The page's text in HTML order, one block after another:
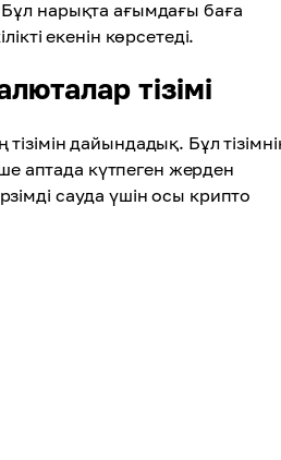
нарықта ағымдағы баға
екенін көрсетеді.
тізімі
дайындадық. Бұл
аптада күтпеген жерден
сауда үшін осы крипто